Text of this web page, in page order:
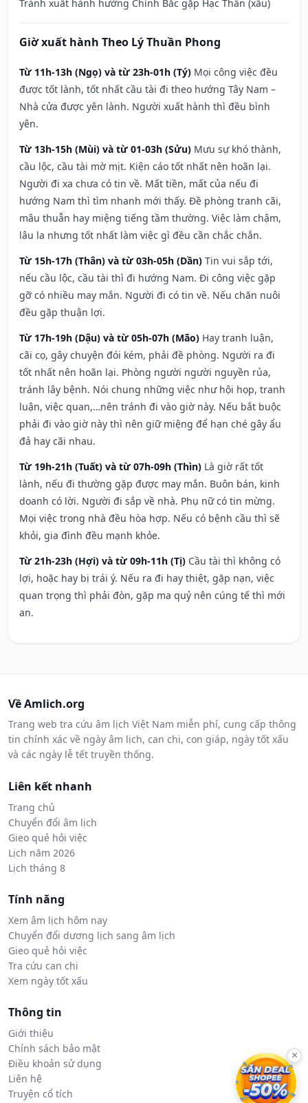
Tránh xuất hành hướng Chính Bắc gặp Hạc Thần (xấu)
Giờ xuất hành Theo Lý Thuần Phong
Từ 11h-13h (Ngọ) và từ 23h-01h (Tý) Mọi công việc đều
được tốt lành, tốt nhất cầu tài đi theo hướng Tây Nam –
Nhà cửa được yên lành. Người xuất hành thì đều bình
yên.
Từ 13h-15h (Mùi) và từ 01-03h (Sửu) Mưu sự khó thành,
cầu lộc, cầu tài mờ mịt. Kiện cáo tốt nhất nên hoãn lại.
Người đi xa chưa có tin về. Mất tiền, mất của nếu đi
hướng Nam thì tìm nhanh mới thấy. Đề phòng tranh cãi,
mâu thuẫn hay miệng tiếng tầm thường. Việc làm chậm,
lâu la nhưng tốt nhất làm việc gì đều cần chắc chắn.
Từ 15h-17h (Thân) và từ 03h-05h (Dần) Tin vui sắp tới,
nếu cầu lộc, cầu tài thì đi hướng Nam. Đi công việc gặp
gỡ có nhiều may mắn. Người đi có tin về. Nếu chăn nuôi
đều gặp thuận lợi.
Từ 17h-19h (Dậu) và từ 05h-07h (Mão) Hay tranh luận,
cãi cọ, gây chuyện đói kém, phải đề phòng. Người ra đi
tốt nhất nên hoãn lại. Phòng người người nguyền rủa,
tránh lây bệnh. Nói chung những việc như hội họp, tranh
luận, việc quan,…nên tránh đi vào giờ này. Nếu bắt buộc
phải đi vào giờ này thì nên giữ miệng để hạn ché gây ẩu
đả hay cãi nhau.
Từ 19h-21h (Tuất) và từ 07h-09h (Thìn) Là giờ rất tốt
lành, nếu đi thường gặp được may mắn. Buôn bán, kinh
doanh có lời. Người đi sắp về nhà. Phụ nữ có tin mừng.
Mọi việc trong nhà đều hòa hợp. Nếu có bệnh cầu thì sẽ
khỏi, gia đình đều mạnh khỏe.
Từ 21h-23h (Hợi) và từ 09h-11h (Tị) Cầu tài thì không có
lợi, hoặc hay bị trái ý. Nếu ra đi hay thiệt, gặp nạn, việc
quan trọng thì phải đòn, gặp ma quỷ nên cúng tế thì mới
an.
Về Amlich.org
Trang web tra cứu âm lịch Việt Nam miễn phí, cung cấp thông
tin chính xác về ngày âm lịch, can chi, con giáp, ngày tốt xấu
và các ngày lễ tết truyền thống.
Liên kết nhanh
Trang chủ
Chuyển đổi âm lịch
Gieo quẻ hỏi việc
Lịch năm 2026
Lịch tháng 8
Tính năng
Xem âm lịch hôm nay
Chuyển đổi dương lịch sang âm lịch
Gieo quẻ hỏi việc
Tra cứu can chi
Xem ngày tốt xấu
Thông tin
Giới thiệu
Chính sách bảo mật
Điều khoản sử dụng
Liên hệ
Truyện cổ tích
×